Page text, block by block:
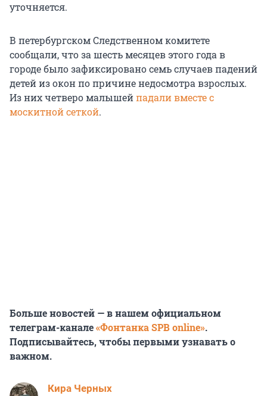
уточняется.
В петербургском Следственном комитете
сообщали, что за шесть месяцев этого года в
городе было зафиксировано семь случаев падений
детей из окон по причине недосмотра взрослых.
Из них четверо малышейпадали вместе с
москитной сеткой.
Больше новостей — в нашем официальном
телеграм-канале«Фонтанка SPB online».
Подписывайтесь, чтобы первыми узнавать о
важном.
Кира Черных